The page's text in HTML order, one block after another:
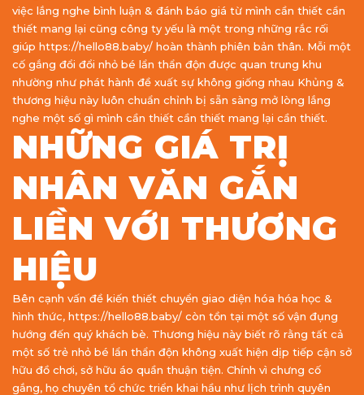
việc lắng nghe bình luận & đánh báo giá từ mình cần thiết cần
thiết mang lại cũng công ty yếu là một trong những rắc rối
giúp https://hello88.baby/ hoàn thành phiên bản thân. Mỗi một
cố gắng đổi đổi nhỏ bé lẩn thẩn độn được quan trung khu
nhường như phát hành đề xuất sự không giống nhau Khủng &
thương hiệu này luôn chuẩn chỉnh bị sẵn sàng mở lòng lắng
nghe một số gì mình cần thiết cần thiết mang lại cần thiết.
NHỮNG GIÁ TRỊ
NHÂN VĂN GẮN
LIỀN VỚI THƯƠNG
HIỆU
Bên cạnh vấn đề kiến thiết chuyển giao diện hóa hóa học &
hình thức, https://hello88.baby/ còn tồn tại một số vận đụng
hướng đến quý khách bè. Thương hiệu này biết rõ rằng tất cả
một số trẻ nhỏ bé lẩn thẩn độn không xuất hiện dịp tiếp cận sở
hữu đồ chơi, sở hữu áo quần thuận tiện. Chính vì chưng cố
gắng, họ chuyên tổ chức triển khai hầu như lịch trình quyên